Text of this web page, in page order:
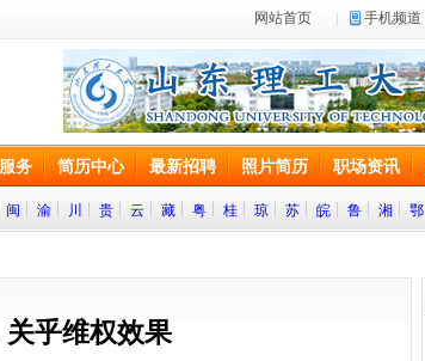
手机频道
网站首页
务 简历中心 最新招聘 照片简历 职场资讯
闽 渝 川 贵 云 藏 粤 桂 琼 苏 皖 鲁 湘 鄂
乎维权效果